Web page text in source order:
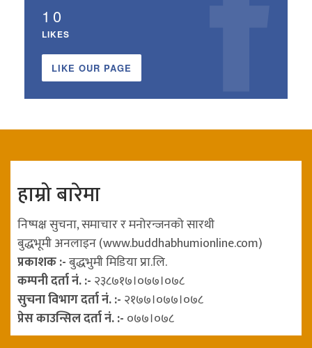
10
LIKES
LIKE OUR PAGE
हाम्रो बारेमा
निष्पक्ष सुचना, समाचार र मनोरन्जनको सारथी
बुद्धभूमी अनलाइन (www.buddhabhumionline.com)
प्रकाशक :-बुद्धभुमी मिडिया प्रा.लि.
कम्पनी दर्ता नं. :- २३८७१७।०७७।०७८
सुचना विभाग दर्ता नं. :- २१७७।०७७।०७८
प्रेस काउन्सिल दर्ता नं. :- ०७७।०७८